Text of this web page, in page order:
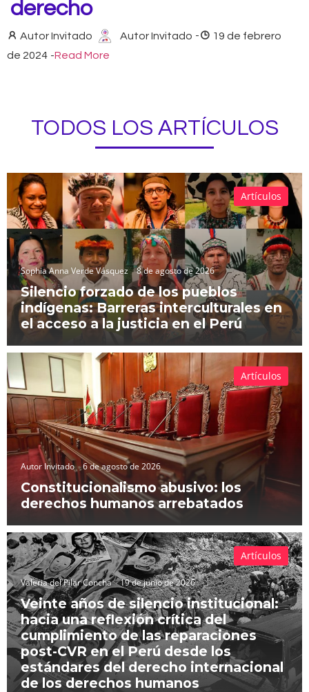
derecho
Autor Invitado Autor Invitado -
19 de febrero
de 2024 -Read More
TODOS LOS ARTÍCULOS
Sophia Anna Verde Vásquez 8 de agosto de 2026
Silencio forzado de los pueblos
indígenas: Barreras interculturales en
el acceso a la justicia en el Perú
Artículos
Autor Invitado 6 de agosto de 2026
Constitucionalismo abusivo: los
derechos humanos arrebatados
Artículos
Valeria del Pilar Concha 19 de junio de 2026
Veinte años de silencio institucional:
hacia una reflexión crítica del
cumplimiento de las reparaciones
post-CVR en el Perú desde los
estándares del derecho internacional
de los derechos humanos
Artículos